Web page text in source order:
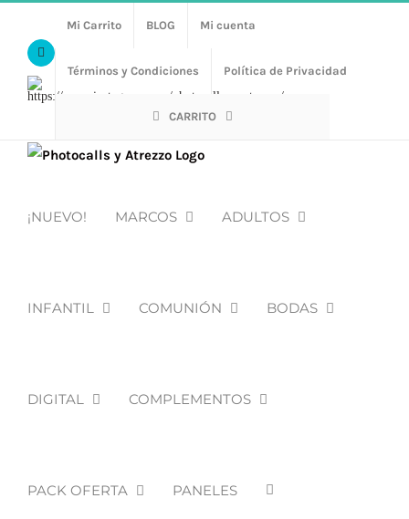
contenidoFacebook
Https://www.instagram.com/photocalls_y_atrezzo/
Mi Carrito BLOG Mi cuenta
Términos y Condiciones Política de Privacidad
CARRITO
¡NUEVO! MARCOS ADULTOS
INFANTIL COMUNIÓN BODAS
DIGITAL COMPLEMENTOS
PACK OFERTA PANELES